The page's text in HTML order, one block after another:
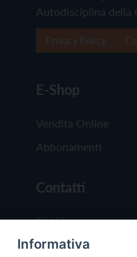
Autodisciplina della
E-Shop
Vendita Online
Abbonamenti
Contatti
Chi Siamo
Redazione
Informativa